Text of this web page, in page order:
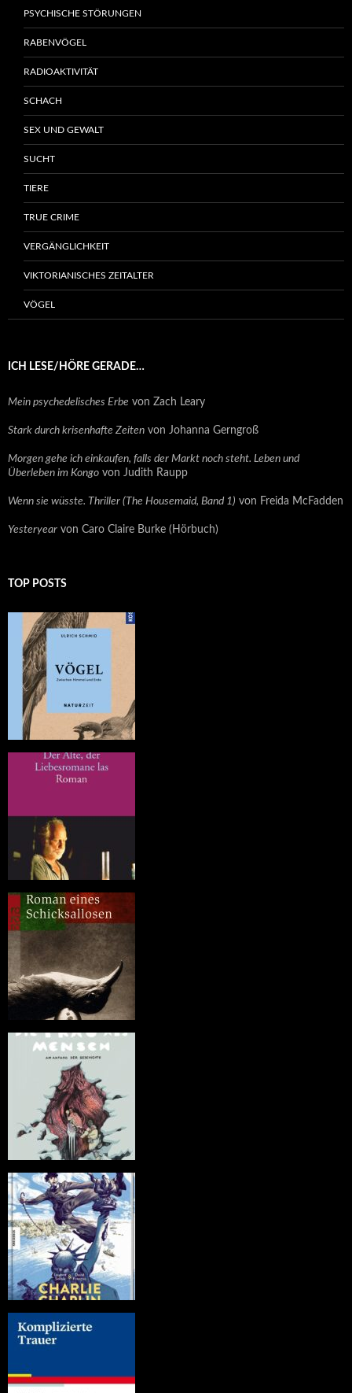
PSYCHISCHE STÖRUNGEN
RABENVÖGEL
RADIOAKTIVITÄT
SCHACH
SEX UND GEWALT
SUCHT
TIERE
TRUE CRIME
VERGÄNGLICHKEIT
VIKTORIANISCHES ZEITALTER
VÖGEL
ICH LESE/HÖRE GERADE…
Mein psychedelisches Erbe von Zach Leary
Stark durch krisenhafte Zeiten von Johanna Gerngroß
Morgen gehe ich einkaufen, falls der Markt noch steht. Leben und
Überleben im Kongo von Judith Raupp
Wenn sie wüsste. Thriller (The Housemaid, Band 1) von Freida McFadden
Yesteryear von Caro Claire Burke (Hörbuch)
TOP POSTS